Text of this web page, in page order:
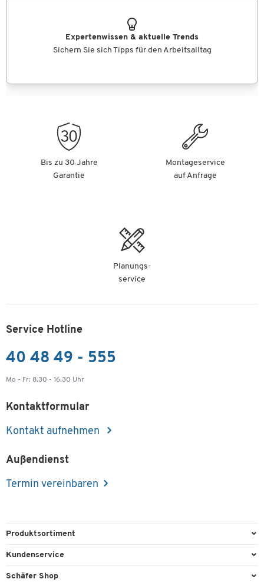
Expertenwissen & aktuelle Trends
Sichern Sie sich Tipps für den Arbeitsalltag
Bis zu 30 Jahre
Garantie
Montageservice
auf Anfrage
Planungs-
service
Service Hotline
40 48 49 - 555
Mo - Fr: 8.30 - 16.30 Uhr
Kontaktformular
Kontakt aufnehmen
Außendienst
Termin vereinbaren
Produktsortiment
Büroausstattung
Kundenservice
Direktbestellung
Schäfer Shop